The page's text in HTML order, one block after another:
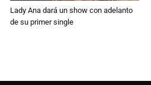
Lady Ana dará un show con adelanto
de su primer single